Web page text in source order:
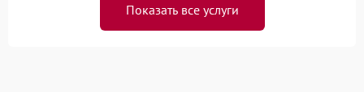
Показать все услуги